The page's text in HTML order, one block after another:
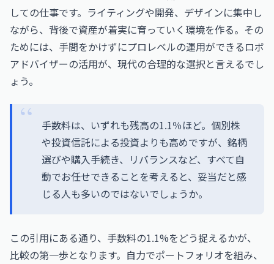
しての仕事です。ライティングや開発、デザインに集中し
ながら、背後で資産が着実に育っていく環境を作る。その
ためには、手間をかけずにプロレベルの運用ができるロボ
アドバイザーの活用が、現代の合理的な選択と言えるでし
ょう。
手数料は、いずれも残高の1.1％ほど。個別株
や投資信託による投資よりも高めですが、銘柄
選びや購入手続き、リバランスなど、すべて自
動でお任せできることを考えると、妥当だと感
じる人も多いのではないでしょうか。
この引用にある通り、手数料の1.1%をどう捉えるかが、
比較の第一歩となります。自力でポートフォリオを組み、